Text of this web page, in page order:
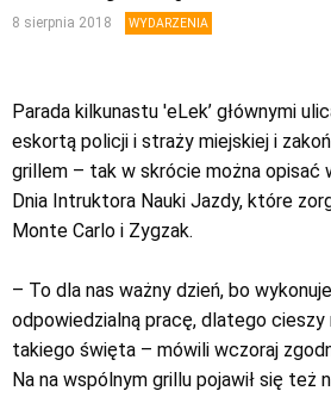
8 sierpnia 2018 WYDARZENIA
Parada kilkunastu 'eLek’ głównymi
eskortą policji i straży miejskiej i
grillem – tak w skrócie można opisać
Dnia Intruktora Nauki Jazdy, które
Monte Carlo i Zygzak.
– To dla nas ważny dzień, bo
odpowiedzialną pracę, dlatego cieszy
takiego święta – mówili wczoraj
Na na wspólnym grillu pojawił się też